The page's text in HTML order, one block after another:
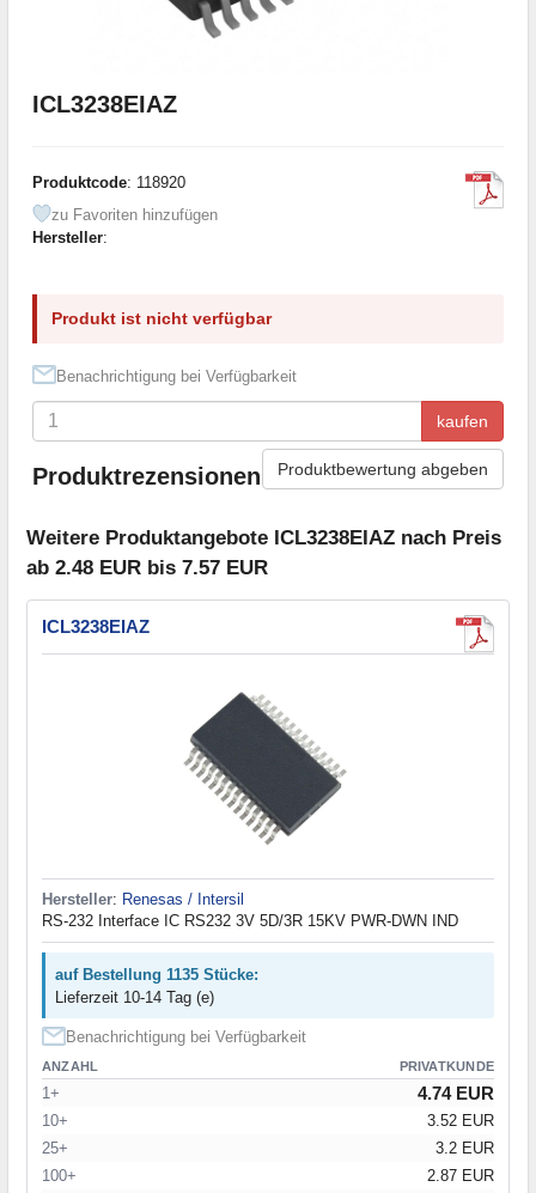
ICL3238EIAZ
Produktcode: 118920
zu Favoriten hinzufügen
Hersteller:
Produkt ist nicht verfügbar
Benachrichtigung bei Verfügbarkeit
kaufen
Produktrezensionen Produktbewertung abgeben
Weitere Produktangebote ICL3238EIAZ nach Preis
ab 2.48 EUR bis 7.57 EUR
ICL3238EIAZ
Hersteller: Renesas / Intersil
RS-232 Interface IC RS232 3V 5D/3R 15KV PWR-DWN IND
auf Bestellung 1135 Stücke:
Lieferzeit 10-14 Tag (e)
Benachrichtigung bei Verfügbarkeit
ANZAHL PRIVATKUNDE
1+ 4.74 EUR
10+
3.52 EUR
25+
3.2 EUR
100+
2.87 EUR